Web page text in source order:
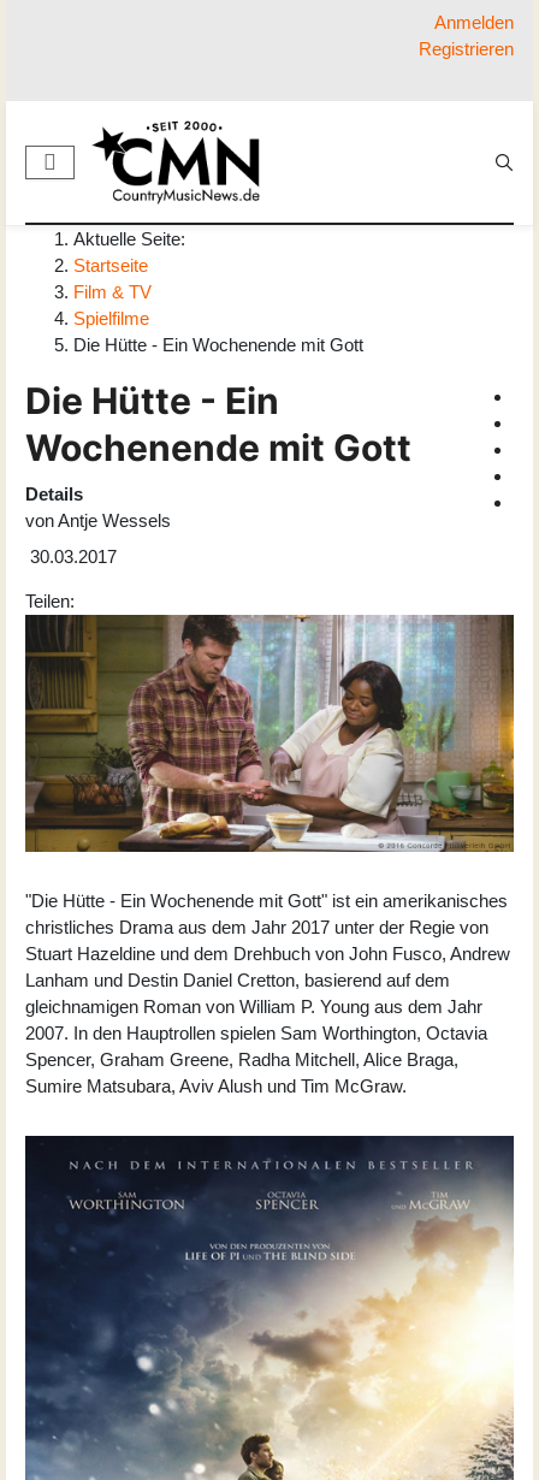
Anmelden
Registrieren
Aktuelle Seite:
Startseite
Film & TV
Spielfilme
Die Hütte - Ein Wochenende mit Gott
Die Hütte - Ein
Wochenende mit Gott
Details
vonAntje Wessels
30.03.2017
Teilen:
"Die Hütte - Ein Wochenende mit Gott" ist ein amerikanisches
christliches Drama aus dem Jahr 2017 unter der Regie von
Stuart Hazeldine und dem Drehbuch von John Fusco, Andrew
Lanham und Destin Daniel Cretton, basierend auf dem
gleichnamigen Roman von William P. Young aus dem Jahr
2007. In den Hauptrollen spielen Sam Worthington, Octavia
Spencer, Graham Greene, Radha Mitchell, Alice Braga,
Sumire Matsubara, Aviv Alush und Tim McGraw.